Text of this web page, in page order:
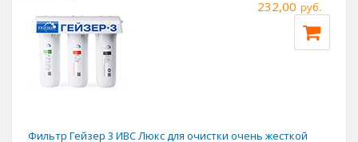
удобный Гейзер Амиго или дизайнерский стильный
Гейзер Матисс Хром. Всего 6 вариантов для вас. Во-
вторых, можно подобрать определенный вид
картриджей (всего их 4) для той воды, которая льется у
вас из-под крана. К примеру, от солей жесткости воду
Фильтры-кувшины «Гейзер»
232,00 руб.
Фильтр Гейзер 3 ИВС Люкс для очистки очень жесткой